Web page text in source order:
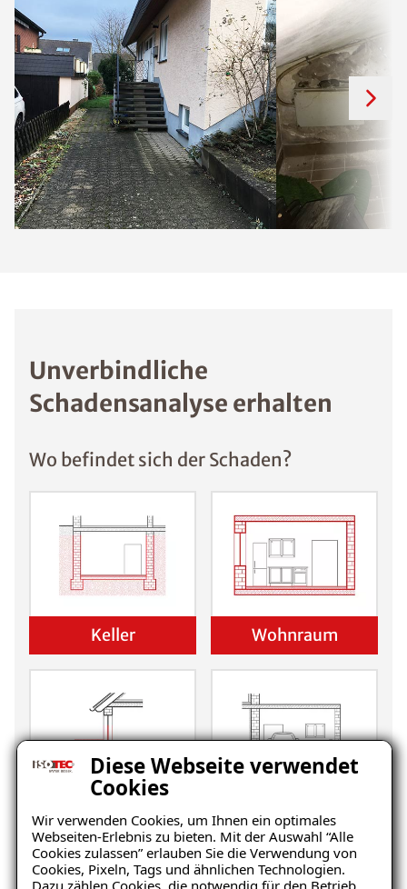
Diese Webseite verwendet
Cookies
Wir verwenden Cookies, um Ihnen ein optimales
Webseiten-Erlebnis zu bieten. Mit der Auswahl “Alle
Cookies zulassen” erlauben Sie die Verwendung von
Cookies, Pixeln, Tags und ähnlichen Technologien.
Dazu zählen Cookies, die notwendig für den Betrieb
Unverbindliche
Schadensanalyse erhalten
Wo befindet sich der Schaden?
Keller Wohnraum
Balkon Garage/Boden